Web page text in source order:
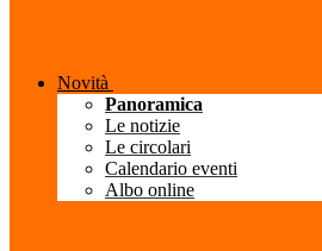
Novità
Panoramica
Le notizie
Le circolari
Calendario eventi
Albo online